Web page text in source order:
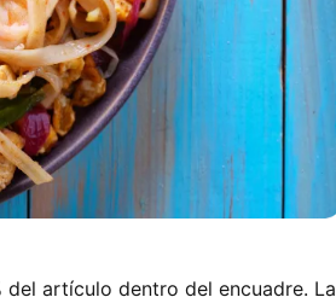
artículo dentro del encuadre. La